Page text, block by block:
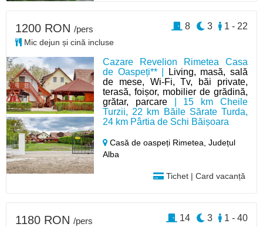
Cazare Revelion Rimetea Casa
de Oaspeți** |
Living, masă, sală
de mese, Wi-Fi, Tv, băi private,
terasă, foișor, mobilier de grădină,
grătar, parcare| 15 km Cheile
Turzii, 22 km Băile Sărate Turda,
24 km Pârtia de Schi Băișoara
Casă de oaspeți Rimetea,Județul
Alba
Tichet | Card vacanță
1200 RON /pers
Mic dejun și cină incluse
1 - 22
3
8
1180 RON /pers 1 - 40
3
14